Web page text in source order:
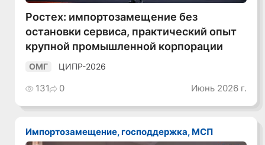
Ростех: импортозамещение без
остановки сервиса, практический опыт
крупной промышленной корпорации
ОМГ ЦИПР-2026
131 0 Июнь 2026 г.
Импортозамещение, господдержка, МСП